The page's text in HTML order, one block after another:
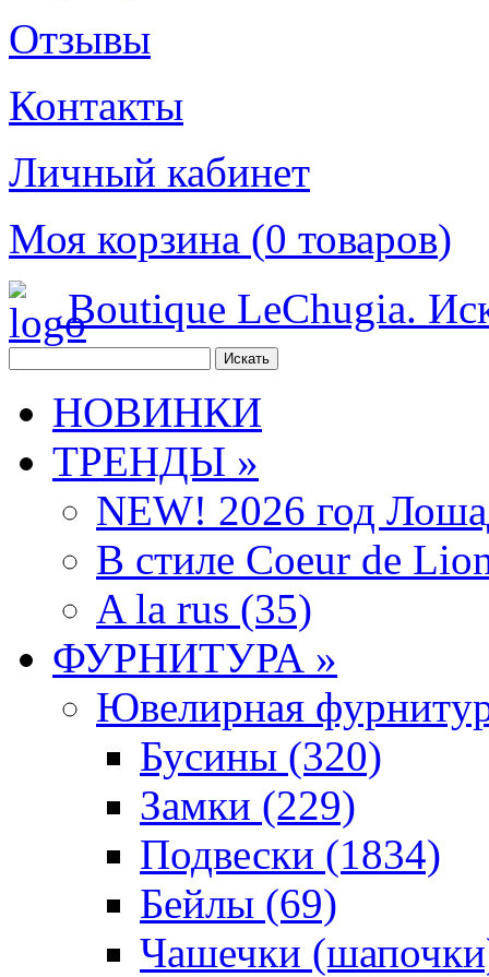
Отзывы
Контакты
Личный кабинет
Моя корзина (0 товаров)
Boutique LeChugia.
НОВИНКИ
ТРЕНДЫ »
NEW! 2026 год
В стиле Coeur de
A la rus (35)
ФУРНИТУРА »
Ювелирная
Бусины (320)
Замки (229)
Подвески (1834)
Бейлы (69)
Чашечки